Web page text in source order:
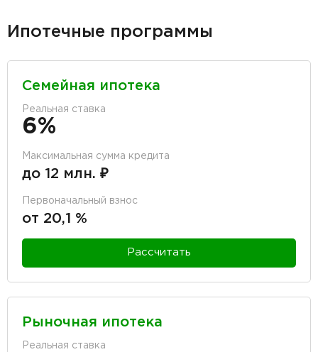
Ипотечные программы
Семейная ипотека
Реальная ставка
6%
Максимальная сумма кредита
до 12 млн. ₽
Первоначальный взнос
от 20,1 %
Рассчитать
Рыночная ипотека
Реальная ставка